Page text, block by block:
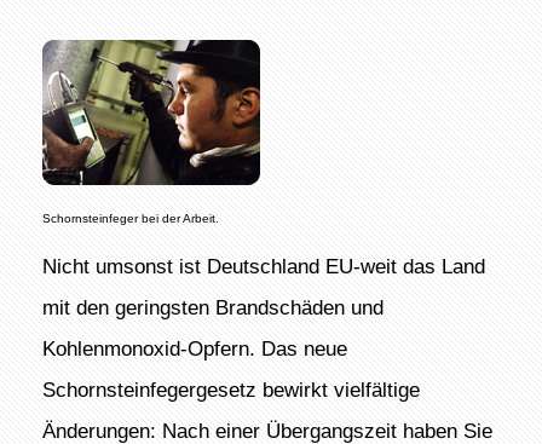
Schornsteinfeger bei der Arbeit.
Nicht umsonst ist Deutschland EU-weit das Land
mit den geringsten Brandschäden und
Kohlenmonoxid-Opfern. Das neue
Schornsteinfegergesetz bewirkt vielfältige
Änderungen: Nach einer Übergangszeit haben Sie